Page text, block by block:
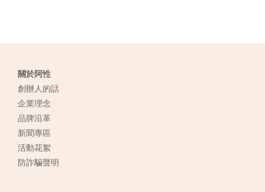
關於阿性
創辦人的話
企業理念
品牌沿革
新聞專區
活動花絮
防詐騙聲明